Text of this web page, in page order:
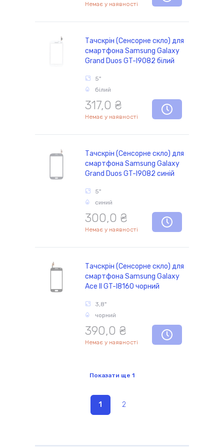
Немає у наявності
Тачскрін (Сенсорне скло) для
смартфона Samsung Galaxy
Grand Duos GT-I9082 білий
5"
білий
317,0 ₴
Немає у наявності
Тачскрін (Сенсорне скло) для
смартфона Samsung Galaxy
Grand Duos GT-I9082 синій
5"
синий
300,0 ₴
Немає у наявності
Тачскрін (Сенсорне скло) для
смартфона Samsung Galaxy
Ace II GT-I8160 чорний
3,8"
чорний
390,0 ₴
Немає у наявності
Показати ще 1
1 2